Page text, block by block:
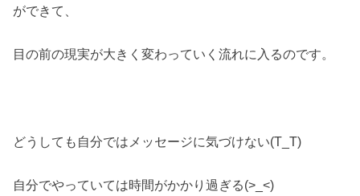
ができて、
目の前の現実が大きく変わっていく流れに入るのです。
どうしても自分ではメッセージに気づけない(T_T)
自分でやっていては時間がかかり過ぎる(>_<)